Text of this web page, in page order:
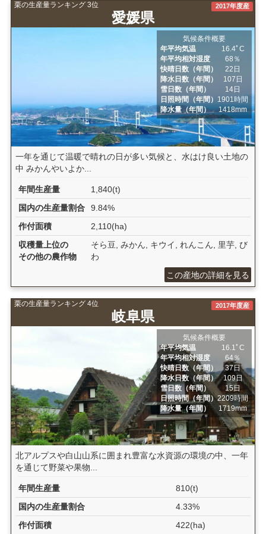
栗の生産量ランキング 3位
愛媛県
2017年度産
気候条件概要
年平均気温
16.4ﾟC
年平均相対湿度
68％
快晴日数（年間）
22日
降水日数（年間）
107日
雪日数（年間）
14日
日照時間（年間） 1901時間
降水量（年間）
1418mm
一年を通じて温暖で晴れの日が多い気候と、水はけ良い土地の
中 みかんやいよか...
年間生産量
1,840(t)
国内の生産量割合
9.84%
作付面積
2,110(ha)
収穫量上位の
その他の農作物
そら豆, みかん, キウイ, れんこん, 里芋, び
わ
この産地の詳細を見る
栗の生産量ランキング 4位
岐阜県
2017年度産
気候条件概要
年平均気温
16.1ﾟC
年平均相対湿度
64％
快晴日数（年間）
37日
降水日数（年間）
109日
雪日数（年間）
15日
日照時間（年間）2209時間
降水量（年間）
1719mm
北アルプスや白山山系に囲まれ豊富な水資源の環境の中、一年
を通じて野菜や果物...
年間生産量
810(t)
国内の生産量割合
4.33%
作付面積
422(ha)